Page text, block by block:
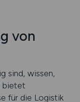
von
sind, wissen,
bietet
für die Logistik